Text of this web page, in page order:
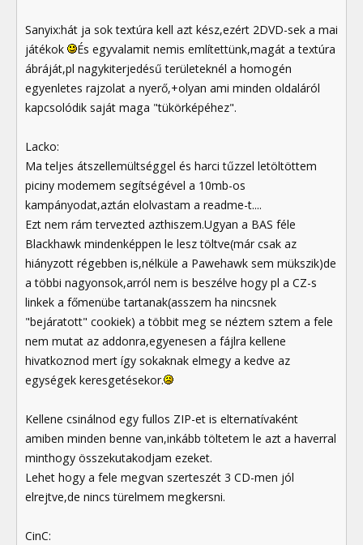
Sanyix:hát ja sok textúra kell azt kész,ezért 2DVD-sek a mai
játékok
És egyvalamit nemis említettünk,magát a textúra
ábráját,pl nagykiterjedésű területeknél a homogén
egyenletes rajzolat a nyerő,+olyan ami minden oldaláról
kapcsolódik saját maga "tükörképéhez".
Lacko:
Ma teljes átszellemültséggel és harci tűzzel letöltöttem
piciny modemem segítségével a 10mb-os
kampányodat,aztán elolvastam a readme-t....
Ezt nem rám tervezted azthiszem.Ugyan a BAS féle
Blackhawk mindenképpen le lesz töltve(már csak az
hiányzott régebben is,nélküle a Pawehawk sem mükszik)de
a többi nagyonsok,arról nem is beszélve hogy pl a CZ-s
linkek a főmenübe tartanak(asszem ha nincsnek
"bejáratott" cookiek) a többit meg se néztem sztem a fele
nem mutat az addonra,egyenesen a fájlra kellene
hivatkoznod mert így sokaknak elmegy a kedve az
egységek keresgetésekor.
Kellene csinálnod egy fullos ZIP-et is elternatívaként
amiben minden benne van,inkább töltetem le azt a haverral
minthogy összekutakodjam ezeket.
Lehet hogy a fele megvan szerteszét 3 CD-men jól
elrejtve,de nincs türelmem megkersni.
CinC: